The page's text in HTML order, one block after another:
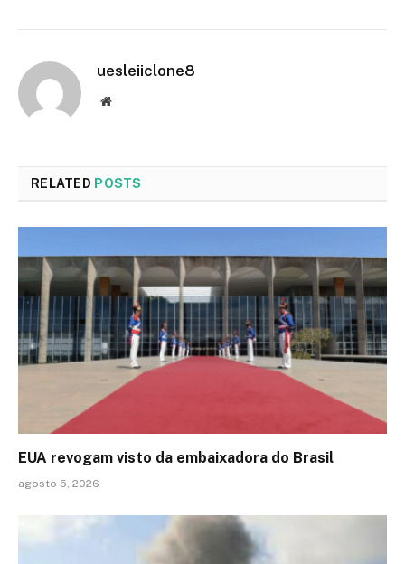
uesleiiclone8
Website
RELATED POSTS
EUA revogam visto da embaixadora do Brasil
agosto 5, 2026